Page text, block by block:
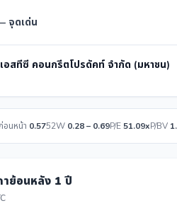
จุดเด่น
อสทีซี คอนกรีตโปรดัคท์ จำกัด (มหาชน)
อนหน้า 0.5752W 0.28 – 0.69P/E51.09xP/BV
าย้อนหลัง 1 ปี